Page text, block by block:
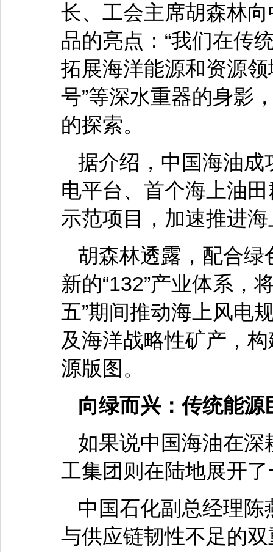
长、工会主席胡森林
品的亮点：“我们在传
拓展海洋能源和资源领
号”等深水重器的身影
的探索。
据介绍，中国海油
电平台、首个海上油
示范项目，加速推进
胡森林透露，配合
新的“132”产业体系，
五”期间推动海上风电
及海洋战略性矿产，
源版图。
向绿而兴：传统能源
如果说中国海油在深
工集团则在陆地展开
中国石化副总经理
与供应链韧性不足的